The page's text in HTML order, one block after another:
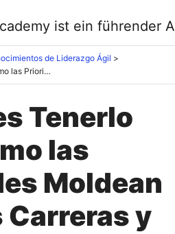
de Liderazgo Ágil
No Puedes Tenerlo Todo: Cómo las Prioridades Moldean Nuestras Carreras y Vidas
Tenerlo
las
Moldean
y